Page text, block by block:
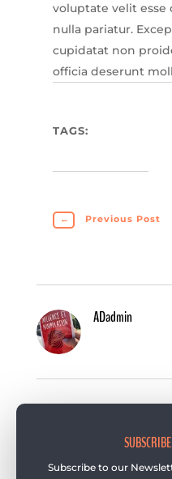
voluptate velit
nulla pariatur.
cupidatat non
officia deserunt
TAGS:
← Previous Post
ADadmin
Subscribe to our